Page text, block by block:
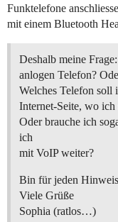
Funktelefone
mit einem Bluetooth
Deshalb meine
anlogen Telefon?
Welches Telefon soll
Internet-Seite, wo
Oder brauche ich
ich
mit VoIP weiter?
Bin für jeden
Viele Grüße
Sophia (ratlos…)